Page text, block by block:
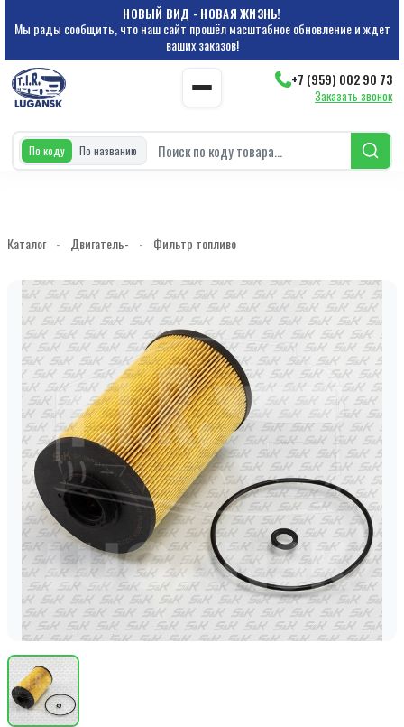
НОВЫЙ ВИД - НОВАЯ ЖИЗНЬ!
Мы рады сообщить, что наш сайт прошёл масштабное обновление и ждет
ваших заказов!
+7 (959) 002 90 73
Заказать звонок
По коду По названию
Каталог - Двигатель- - Фильтр топливо